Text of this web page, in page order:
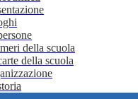
della scuola
della scuola